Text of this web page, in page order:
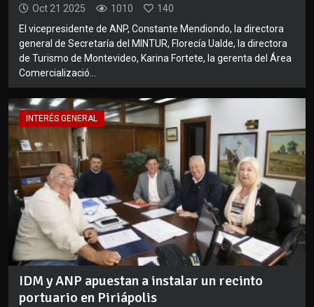
Oct 21 2025 1010
140
El vicepresidente de ANP, Constante Mendiondo, la directora
general de Secretaría del MINTUR, Florecía Ualde, la directora
de Turismo de Montevideo, Karina Fortete, la gerenta del Área
Comercializació...
INTERÉS GENERAL
IDM y ANP apuestan a instalar un recinto
portuario en Piriápolis